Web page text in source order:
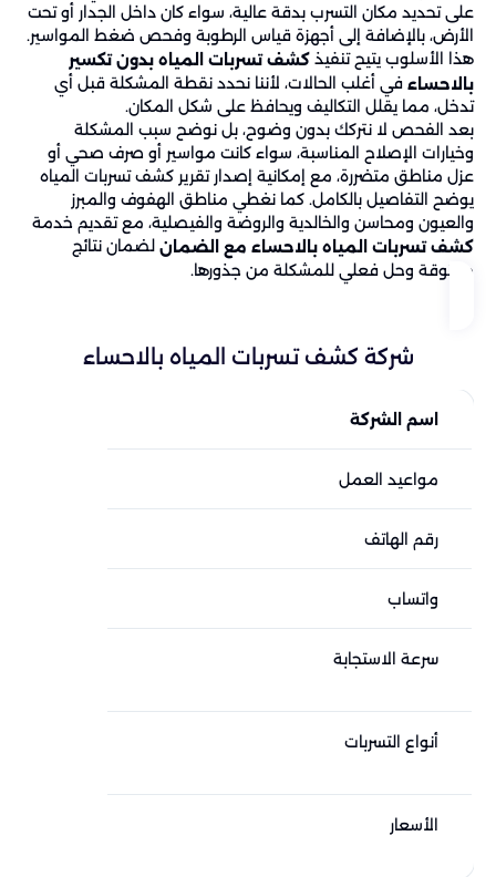
على تحديد مكان التسرب بدقة عالية، سواء كان داخل الجدار أو تحت
الأرض، بالإضافة إلى أجهزة قياس الرطوبة وفحص ضغط المواسير.
هذا الأسلوب يتيح تنفيذ كشف تسربات المياه بدون تكسير
بالاحساء في أغلب الحالات، لأننا نحدد نقطة المشكلة قبل أي
تدخل، مما يقلل التكاليف ويحافظ على شكل المكان.
بعد الفحص لا نتركك بدون وضوح، بل نوضح سبب المشكلة
وخيارات الإصلاح المناسبة، سواء كانت مواسير أو صرف صحي أو
عزل مناطق متضررة، مع إمكانية إصدار تقرير كشف تسربات المياه
يوضح التفاصيل بالكامل. كما نغطي مناطق الهفوف والمبرز
والعيون ومحاسن والخالدية والروضة والفيصلية، مع تقديم خدمة
كشف تسربات المياه بالاحساء مع الضمان لضمان نتائج
موثوقة وحل فعلي للمشكلة من جذورها.
شركة كشف تسربات المياه بالاحساء
اسم الشركة
مواعيد العمل
رقم الهاتف
واتساب
سرعة الاستجابة
أنواع التسربات
الأسعار